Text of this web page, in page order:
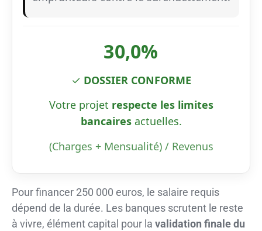
30,0%
✓ DOSSIER CONFORME
Votre projet respecte les limites
bancairesactuelles.
(Charges + Mensualité) / Revenus
Pour financer 250 000 euros, le salaire requis
dépend de la durée. Les banques scrutent le reste
à vivre, élément capital pour la validation finale du